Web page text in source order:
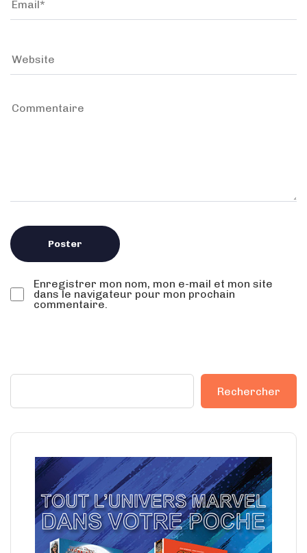
Enregistrer mon nom, mon e-mail et mon site
dans le navigateur pour mon prochain
commentaire.
Rechercher
Rechercher